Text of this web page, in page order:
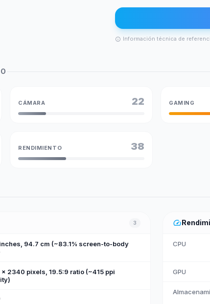
info Información técnica de
CÁMARA 22 GAMING
RENDIMIENTO 38
3
94.7 cm (~83.1% screen-to-body
x 2340 pixels, 19.5:9 ratio (~415 ppi
speed
CPU
GPU